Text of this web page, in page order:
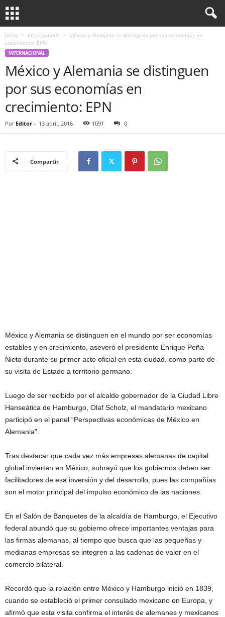
Inicio Internacional
México y Alemania se distinguen por sus economías en
crecimiento: EPN
INTERNACIONAL
México y Alemania se distinguen
por sus economías en
crecimiento: EPN
Por Editor - 13 abril, 2016 1091 0
Compartir
México y Alemania se distinguen en el mundo por ser economías
estables y en crecimiento, aseveró el presidente Enrique Peña
Nieto durante su primer acto oficial en esta ciudad, como parte de
su visita de Estado a territorio germano.
Luego de ser recibido por el alcalde gobernador de la Ciudad Libre
Hanseática de Hamburgo, Olaf Scholz, el mandatario mexicano
participó en el panel “Perspectivas económicas de México en
Alemania”.
Tras destacar que cada vez más empresas alemanas de capital
global invierten en México, subrayó que los gobiernos deben ser
facilitadores de esa inversión y del desarrollo, pues las compañías
son el motor principal del impulso económico de las naciones.
En el Salón de Banquetes de la alcaldía de Hamburgo, el Ejecutivo
federal abundó que su gobierno ofrece importantes ventajas para
las firmas alemanas, al tiempo que busca que las pequeñas y
medianas empresas se integren a las cadenas de valor en el
comercio bilateral.
Recordó que la relación entre México y Hamburgo inició en 1839,
cuando se estableció el primer consulado mexicano en Europa, y
afirmó que esta visita confirma el interés de alemanes y mexicanos